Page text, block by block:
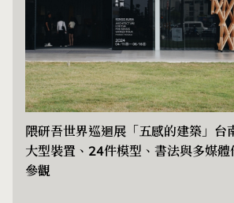
隈研吾世界巡迴展「五感的建築」台
大型裝置、24件模型、書法與多媒
參觀